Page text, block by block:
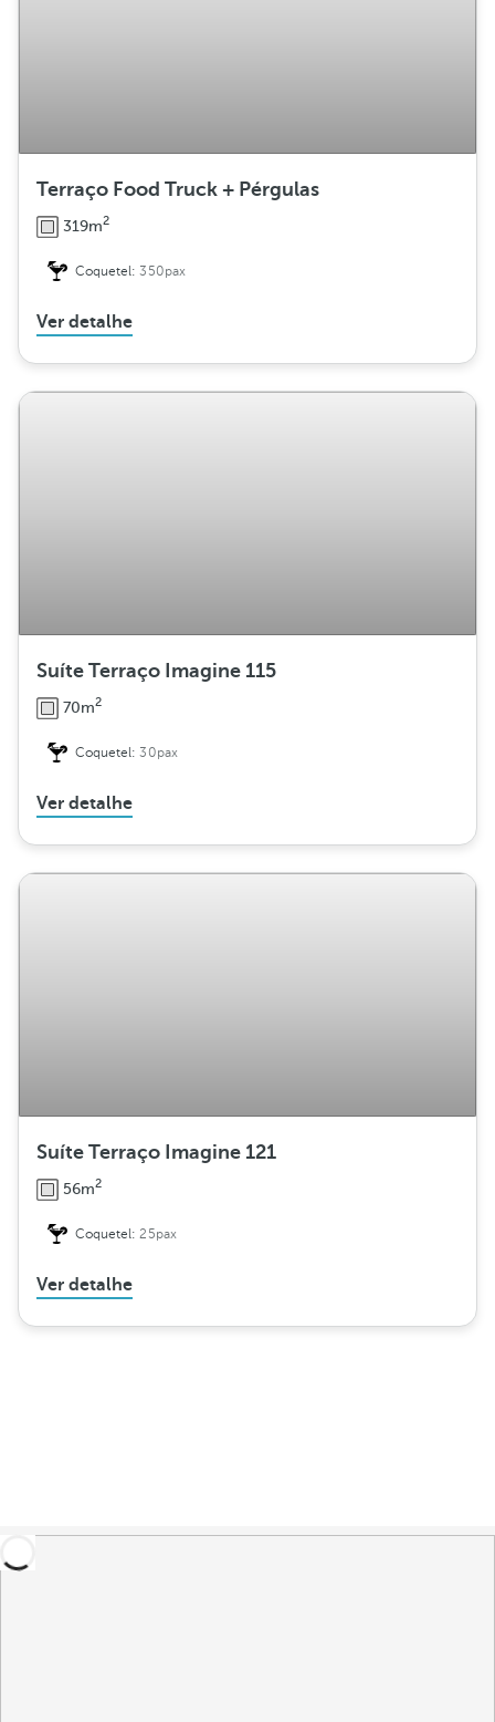
Terraço Food Truck + Pérgulas
319m2
Coquetel:350pax
Ver detalhe
Suíte Terraço Imagine 115
70m2
Coquetel:30pax
Ver detalhe
Suíte Terraço Imagine 121
56m2
Coquetel:25pax
Ver detalhe